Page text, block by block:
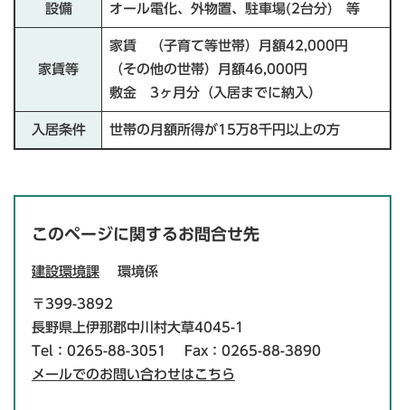
設備 オール電化、外物置、駐車場(2台分) 等
家賃等
家賃 （子育て等世帯）月額42,000円
（その他の世帯）月額46,000円
敷金 3ヶ月分（入居までに納入）
入居条件 世帯の月額所得が15万8千円以上の方
このページに関するお問合せ先
建設環境課 環境係
〒399-3892
長野県上伊那郡中川村大草4045-1
Tel：0265-88-3051
Fax：0265-88-3890
メールでのお問い合わせはこちら